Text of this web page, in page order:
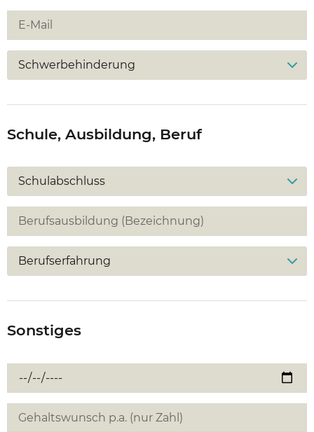
Schwerbehinderung
Schule, Ausbildung, Beruf
Schulabschluss
Berufserfahrung
Sonstiges